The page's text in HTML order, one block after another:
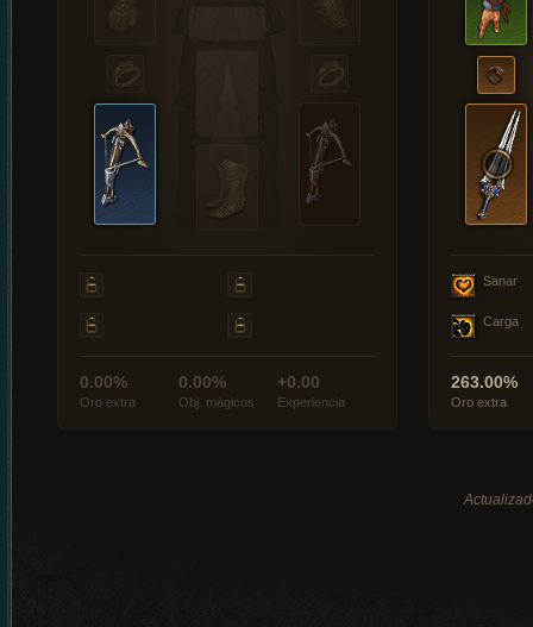
0.00%
Oro extra
0.00%
Obj. mágicos
+0.00
Experiencia
Sanar
Carga
263.00%
Oro extra